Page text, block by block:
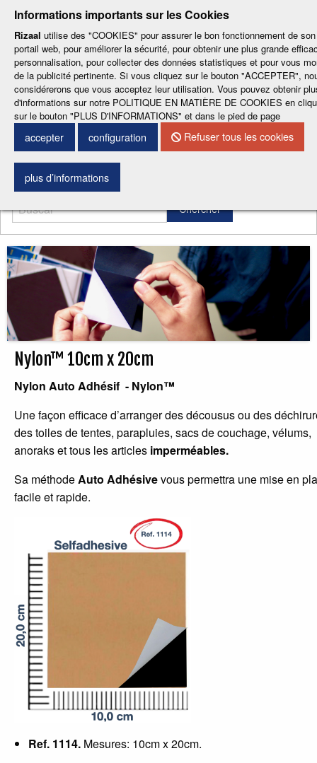
Informations importants sur les Cookies
Rizaal utilise des "COOKIES" pour assurer le bon fonctionnement de son
portail web, pour améliorer la sécurité, pour obtenir une plus grande
personnalisation, pour collecter des données statistiques et pour vous
de la publicité pertinente. Si vous cliquez sur le bouton "ACCEPTER",
considérerons que vous acceptez leur utilisation. Vous pouvez obtenir
d'informations sur notre POLITIQUE EN MATIÈRE DE COOKIES en
sur le bouton "PLUS D'INFORMATIONS" et dans le pied de page
accepter configuration Refuser tous les cookies
plus d’informations
- ESP- ENG-CAT -FRA-DEU
CONTACTEZ NOUS
Menu
Chercher
Nylon™ 10cm x 20cm
Nylon Auto Adhésif - Nylon™
Une façon efficace d’arranger des décousus ou des
des toiles de tentes, parapluies, sacs de couchage, vélums,
anoraks et tous les articles imperméables.
Sa méthodeAuto Adhésivevous permettra une mise en
facile et rapide.
Ref. 1114. Mesures: 10cm x 20cm.